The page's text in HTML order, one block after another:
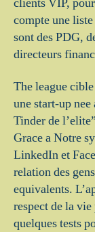
compte une
sont des PDG,
directeurs
The league
une start-up
Tinder de
Grace a Notre
LinkedIn et
relation des
equivalents.
respect de la
quelques tests